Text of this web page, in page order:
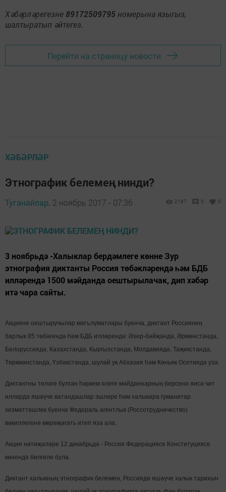
Хәбәрләрегезне 89172509795 номерына языгыз,
шалтыратып әйтегез.
Перейти на страницу новости
ХӘБӘРЛӘР
Этнографик белемең нинди?
Туганайлар, 2 ноябрь 2017 - 07:36 2187 0 0
3 ноябрьдә -Халыклар бердәмлеге көнне Зур
этнография диктанты Россия төбәкләрендә һәм БДБ
илләрендә 1500 мәйданда оештырылачак, дип хәбәр
итә чара сайты.
Акцияне оештыручылар мәгълүматлары буенча, диктант Россиянең
барлык 85 төбәгендә һәм БДБ илләрендә: Әзер-бәйҗанда, Әрмәнстанда,
Белоруссиядә, Казахстанда, Кыргызстанда, Молдавиядә, Таҗикстанда,
Төркмәнстанда, Үзбәкстанда, шулай ук Абхазия һәм Көньяк Осетиядә уза.
Диктантны теләге булган һәркем әлеге мәйданнарның берсенә яисә чит
илләрдә яшәүче ватандашлар эшләре һәм халыкара гуманитар
хезмәттәшлек буенча Федераль агентлык (Россотрудничество)
вәкиллегенә мөрәҗәгать итеп яза ала.
Акция нәтиҗәләре 12 декабрьдә - Россия Федерациясе Конституциясе
көнендә билгеле була.
Диктант халыкның этнографик белемен, Россиядә яшәүче халык тарихын